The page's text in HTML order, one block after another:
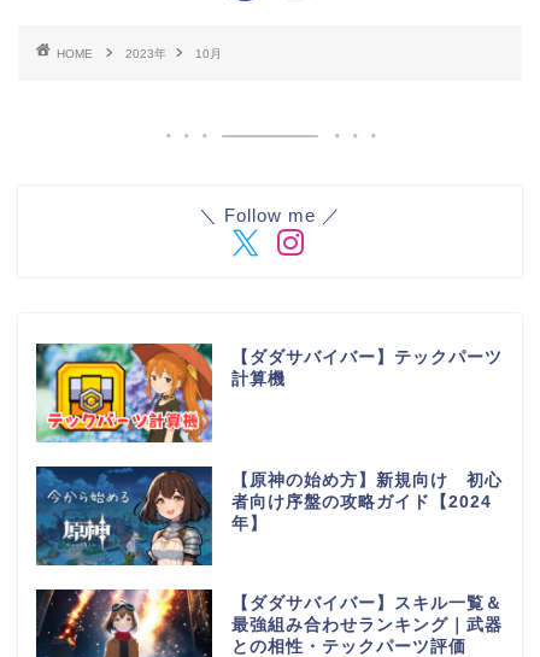
HOME 2023年 10月
＼ Follow me ／
【ダダサバイバー】テックパーツ
計算機
【原神の始め方】新規向け 初心
者向け序盤の攻略ガイド【2024
年】
【ダダサバイバー】スキル一覧＆
最強組み合わせランキング｜武器
との相性・テックパーツ評価